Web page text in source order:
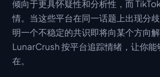
倾向于更具怀疑性和分析性，而
情。当这些平台在同一话题上出现分
明一个不稳定的共识即将向某个方向解
LunarCrush 按平台追踪情绪，让你能
在。